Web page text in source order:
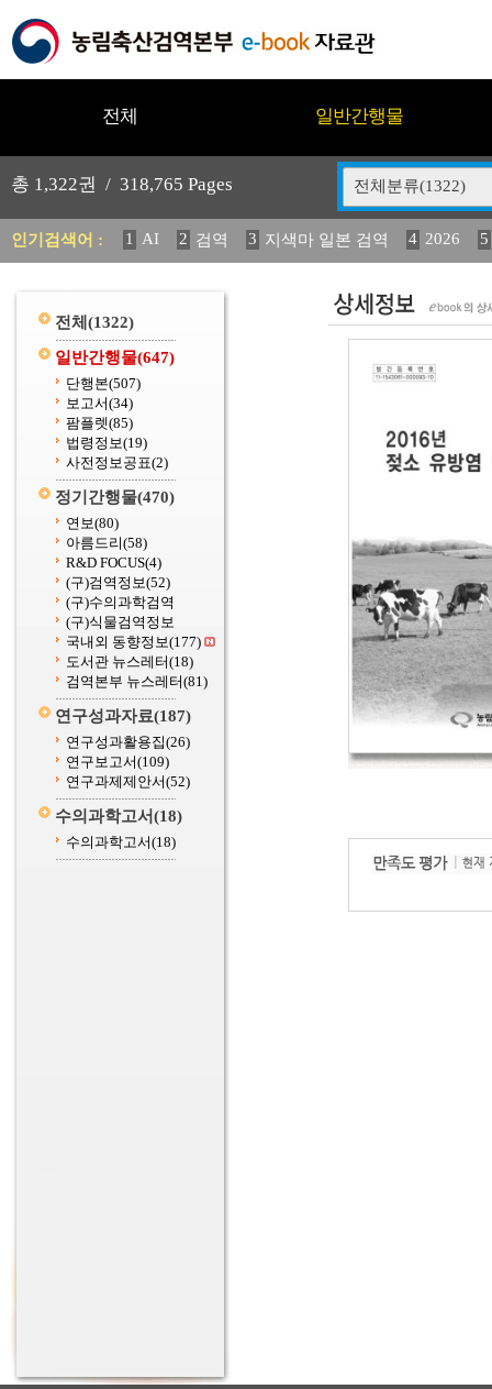
전체 일반간행물
총 1,322권 / 318,765 Pages 전체분류(1322)
인기검색어 : 1 AI 2 검역 3 지색마 일본 검역 4 2026
5
11 2025 12 중독성 식물 도감 13 媛 異 14
전체 (1322)
일반간행물(647)
단행본(507)
보고서(34)
팜플렛(85)
법령정보(19)
사전정보공표(2)
정기간행물(470)
연보(80)
아름드리(58)
R&D FOCUS(4)
(구)검역정보(52)
(구)수의과학검역
(구)식물검역정보
국내외 동향정보(177)
도서관 뉴스레터(18)
검역본부 뉴스레터(81)
연구성과자료(187)
연구성과활용집(26)
연구보고서(109)
연구과제제안서(52)
수의과학고서(18)
수의과학고서(18)